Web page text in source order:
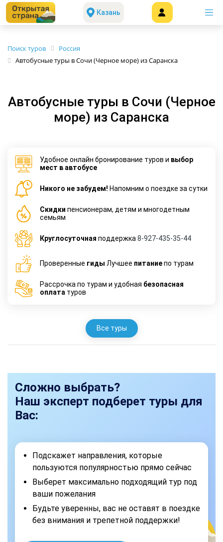
Казань
Поиск туров
Россия
Автобусные туры в Сочи (Черное море) из Саранска
Автобусные туры в Сочи (Черное
море) из Саранска
Удобное онлайн бронирование туров и выбор
мест в автобусе
Никого не забудем! Напомним о поездке за сутки
Cкидки пенсионерам, детям и многодетным
семьям
Круглосуточная поддержка 8-927-435-35-44
Проверенные гиды Лучшее питаниепо турам
Рассрочка по турам и удобная безопасная
оплата туров
Все туры
Сложно выбрать?
Наш эксперт подберет туры для
Вас:
Подскажет направления, которые
пользуются популярностью прямо сейчас
Выберет максимально подходящий тур под
ваши пожелания
Будьте уверенны, вас не оставят в поездке
без внимания и трепетной поддержки!